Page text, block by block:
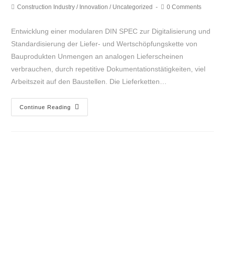
Construction Industry / Innovation / Uncategorized 0 Comments
Entwicklung einer modularen DIN SPEC zur Digitalisierung und
Standardisierung der Liefer- und Wertschöpfungskette von
Bauprodukten Unmengen an analogen Lieferscheinen
verbrauchen, durch repetitive Dokumentationstätigkeiten, viel
Arbeitszeit auf den Baustellen. Die Lieferketten…
Continue Reading